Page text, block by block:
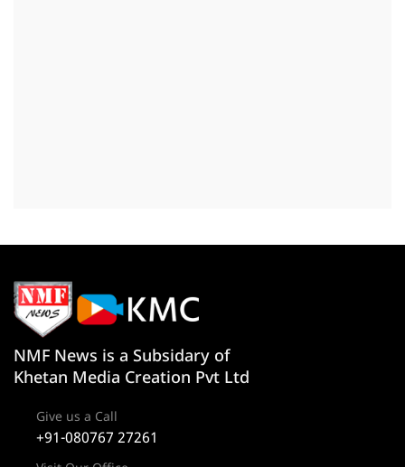
NMF News is a Subsidary of
Khetan Media Creation Pvt Ltd
Give us a Call
+91-080767 27261